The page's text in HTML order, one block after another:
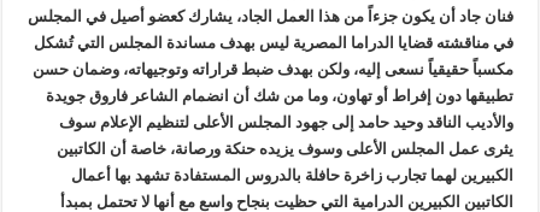
فنان جاد أن يكون جزءاً من هذا العمل الجاد، يشارك كعضو أصيل في المجلس
في مناقشته قضايا الدراما المصرية ليس بهدف مساندة المجلس التي تُشكل
مكسباً حقيقياً نسعى إليه، ولكن بهدف ضبط قراراته وتوجيهاته، وضمان حسن
تطبيقها دون إفراط أو تهاون، وما من شك أن انضمام الشاعر فاروق جويدة
والأديب الناقد وحيد حامد إلى جهود المجلس الأعلى لتنظيم الإعلام سوف
يثرى عمل المجلس الأعلى وسوف يزيده حنكة ورصانة، خاصة أن الكاتبين
الكبيرين لهما تجارب زاخرة حافلة بالدروس المستفادة تشهد بها أعمال
الكاتبين الكبيرين الدرامية التي حظيت بنجاح واسع مع أنها لا تحتمل بمبدأ